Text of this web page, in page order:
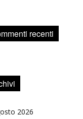
recenti
2026